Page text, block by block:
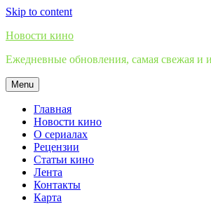
Skip to content
Новости кино
Ежедневные обновления, самая свежая и
Menu
Главная
Новости кино
О сериалах
Рецензии
Статьи кино
Лента
Контакты
Карта